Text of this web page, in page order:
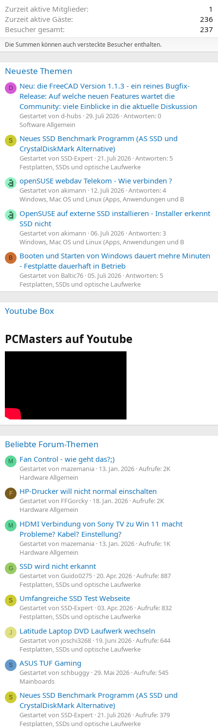
Zurzeit aktive Mitglieder
1
Zurzeit aktive Gäste
236
Besucher gesamt
237
Die Summen können auch versteckte Besucher enthalten.
Neueste Themen
D
Neu: die FreeCAD Version 1.1.3 - ein reines Bugfix-
Release: Auf welche neuen Features wartet die
Community: viele Einblicke in die aktuelle Diskussion
Gestartet von d-hubs 29. Juli 2026 Antworten: 0
Software Allgemein
S
Neues SSD Benchmark Programm (AS SSD und
CrystalDiskMark Alternative)
Gestartet von SSD-Expert 21. Juli 2026 Antworten: 5
Festplatten, SSDs und optische Laufwerke
openSUSE webdav Telekom - Wie verbinden ?
Gestartet von akimann 12. Juli 2026 Antworten: 4
Windows, Mac OS und Linux (Apps, Anwendungen und B
OpenSUSE auf externe SSD installieren - Installer erkennt
SSD nicht
Gestartet von akimann 06. Juli 2026 Antworten: 3
Windows, Mac OS und Linux (Apps, Anwendungen und B
B
Booten und Starten von Windows dauert mehre Minuten
- Festplatte dauerhaft in Betrieb
Gestartet von Baltic76 05. Juli 2026 Antworten: 5
Festplatten, SSDs und optische Laufwerke
Youtube Box
PCMasters auf Youtube
Beliebte Forum-Themen
M Fan Control - wie geht das?;)
Gestartet von mazemania 13. Jan. 2026 Aufrufe: 2K
Hardware Allgemein
F HP-Drucker will nicht normal einschalten
Gestartet von FFGorcky 18. Jan. 2026 Aufrufe: 2K
Hardware Allgemein
M
HDMI Verbindung von Sony TV zu Win 11 macht
Probleme? Kabel? Einstellung?
Gestartet von mazemania 13. Jan. 2026 Aufrufe: 1K
Hardware Allgemein
G SSD wird nicht erkannt
Gestartet von Guido0275 20. Apr. 2026 Aufrufe: 887
Festplatten, SSDs und optische Laufwerke
S Umfangreiche SSD Test Webseite
Gestartet von SSD-Expert 03. Apr. 2026 Aufrufe: 832
Festplatten, SSDs und optische Laufwerke
J Latitude Laptop DVD Laufwerk wechseln
Gestartet von joschi3268 19. Juni 2026 Aufrufe: 644
Festplatten, SSDs und optische Laufwerke
S ASUS TUF Gaming
Gestartet von schbuggy 29. Mai 2026 Aufrufe: 545
Mainboards
S
Neues SSD Benchmark Programm (AS SSD und
CrystalDiskMark Alternative)
Gestartet von SSD-Expert 21. Juli 2026 Aufrufe: 379
Festplatten, SSDs und optische Laufwerke